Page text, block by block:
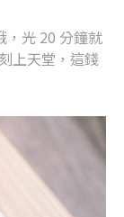
，光 20 分鐘就
上天堂，這錢